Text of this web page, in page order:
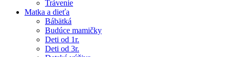
Trávenie
Matka a dieťa
Bábätká
Budúce mamičky
Deti od 1r.
Deti od 3r.